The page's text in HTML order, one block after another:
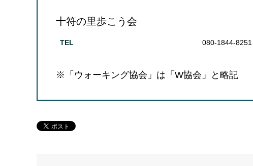
十符の里歩こう会
TEL 080-1844-8251
※「ウォーキング協会」は「W協会」と略記